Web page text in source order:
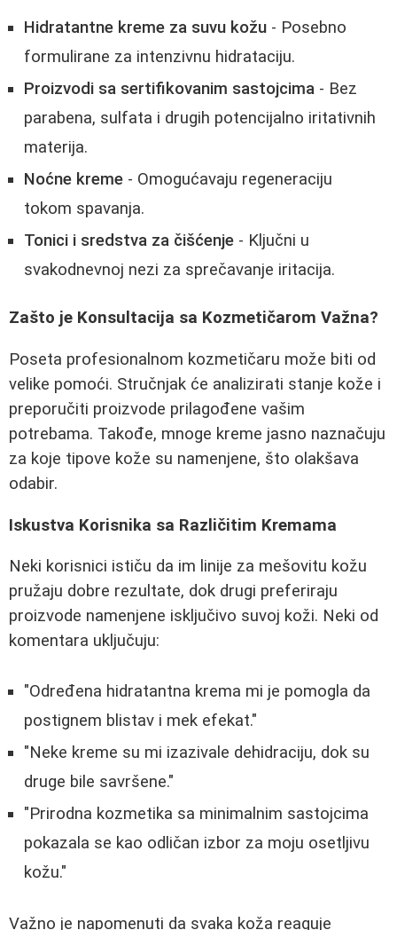
Hidratantne kreme za suvu kožu - Posebno
formulirane za intenzivnu hidrataciju.
Proizvodi sa sertifikovanim sastojcima - Bez
parabena, sulfata i drugih potencijalno iritativnih
materija.
Noćne kreme - Omogućavaju regeneraciju
tokom spavanja.
Tonici i sredstva za čišćenje - Ključni u
svakodnevnoj nezi za sprečavanje iritacija.
Zašto je Konsultacija sa Kozmetičarom Važna?
Poseta profesionalnom kozmetičaru može biti od
velike pomoći. Stručnjak će analizirati stanje kože i
preporučiti proizvode prilagođene vašim
potrebama. Takođe, mnoge kreme jasno naznačuju
za koje tipove kože su namenjene, što olakšava
odabir.
Iskustva Korisnika sa Različitim Kremama
Neki korisnici ističu da im linije za mešovitu kožu
pružaju dobre rezultate, dok drugi preferiraju
proizvode namenjene isključivo suvoj koži. Neki od
komentara uključuju:
"Određena hidratantna krema mi je pomogla da
postignem blistav i mek efekat."
"Neke kreme su mi izazivale dehidraciju, dok su
druge bile savršene."
"Prirodna kozmetika sa minimalnim sastojcima
pokazala se kao odličan izbor za moju osetljivu
kožu."
Važno je napomenuti da svaka koža reaguje